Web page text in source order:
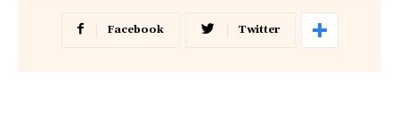
Facebook Twitter